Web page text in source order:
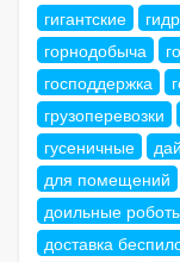
гигантские
горнодобыча
господдержка
грузоперевозки
гусеничные
для помещений
доильные
доставка